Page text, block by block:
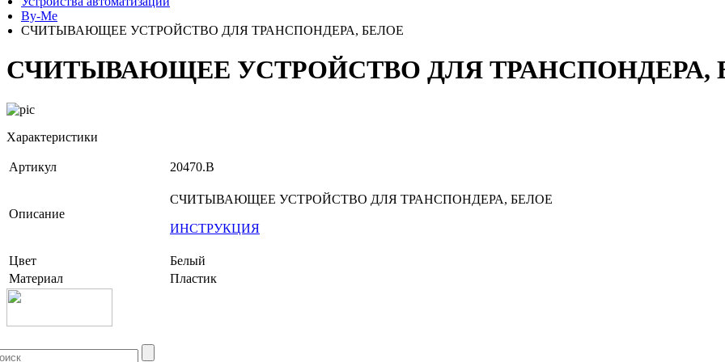
By-Me
СЧИТЫВАЮЩЕЕ УСТРОЙСТВО ДЛЯ ТРАНСПОНДЕРА, БЕЛОЕ
СЧИТЫВАЮЩЕЕ УСТРОЙСТВО ДЛЯ ТРАНСПОНДЕРА,
Характеристики
Артикул 20470.B
Описание
СЧИТЫВАЮЩЕЕ УСТРОЙСТВО ДЛЯ ТРАНСПОНДЕРА, БЕЛОЕ
ИНСТРУКЦИЯ
Цвет
Белый
Материал
Пластик